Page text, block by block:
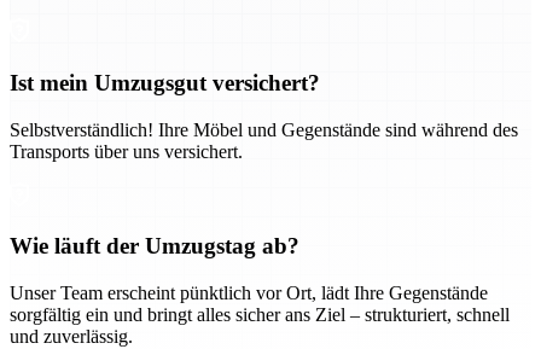
Ist mein Umzugsgut versichert?
Selbstverständlich! Ihre Möbel und Gegenstände sind während des
Transports über uns versichert.
Wie läuft der Umzugstag ab?
Unser Team erscheint pünktlich vor Ort, lädt Ihre Gegenstände
sorgfältig ein und bringt alles sicher ans Ziel – strukturiert, schnell
und zuverlässig.